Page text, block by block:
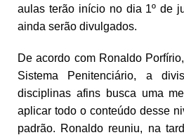
aulas terão início no dia 1º de
ainda serão divulgados.
De acordo com Ronaldo
Sistema Penitenciário, a
disciplinas afins busca uma
aplicar todo o conteúdo desse
padrão. Ronaldo reuniu, na